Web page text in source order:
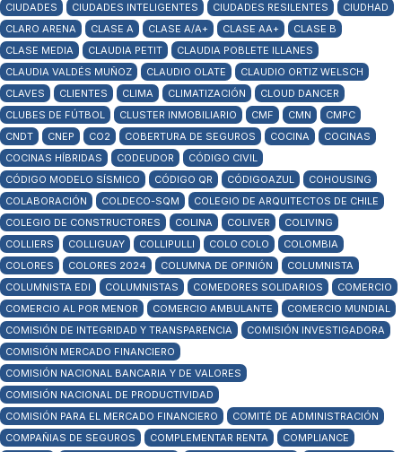
CIUDADES
CIUDADES INTELIGENTES CIUDADES RESILENTES
CIUDHAD
CLARO ARENA
CLASE A CLASE A/A+ CLASE AA+
CLASE B
CLASE MEDIA
CLAUDIA PETIT
CLAUDIA POBLETE ILLANES
CLAUDIA VALDÉS MUÑOZ
CLAUDIO OLATE
CLAUDIO ORTIZ WELSCH
CLAVES
CLIENTES CLIMA CLIMATIZACIÓN
CLOUD DANCER
CLUBES DE FÚTBOL
CLUSTER INMOBILIARIO CMF CMN
CMPC
CNDT
CNEP CO2 COBERTURA DE SEGUROS COCINA
COCINAS
COCINAS HÍBRIDAS
CODEUDOR
CÓDIGO CIVIL
CÓDIGO MODELO SÍSMICO
CÓDIGO QR CÓDIGOAZUL
COHOUSING
COLABORACIÓN
COLDECO-SQM
COLEGIO DE ARQUITECTOS DE CHILE
COLEGIO DE CONSTRUCTORES
COLINA COLIVER
COLIVING
COLLIERS
COLLIGUAY COLLIPULLI COLO COLO
COLOMBIA
COLORES
COLORES 2024 COLUMNA DE OPINIÓN
COLUMNISTA
COLUMNISTA EDI
COLUMNISTAS COMEDORES SOLIDARIOS
COMERCIO
COMERCIO AL POR MENOR
COMERCIO AMBULANTE
COMERCIO MUNDIAL
COMISIÓN DE INTEGRIDAD Y TRANSPARENCIA
COMISIÓN INVESTIGADORA
COMISIÓN MERCADO FINANCIERO
COMISIÓN NACIONAL BANCARIA Y DE VALORES
COMISIÓN NACIONAL DE PRODUCTIVIDAD
COMISIÓN PARA EL MERCADO FINANCIERO
COMITÉ DE ADMINISTRACIÓN
COMPAÑIAS DE SEGUROS
COMPLEMENTAR RENTA
COMPLIANCE